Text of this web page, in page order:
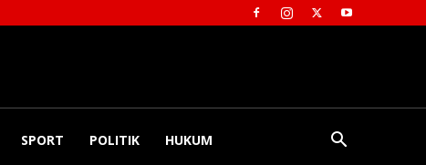
SPORT POLITIK HUKUM